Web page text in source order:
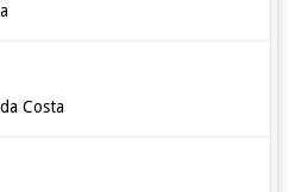
Costa